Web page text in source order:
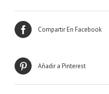
Compartir En Facebook
Añadir a Pinterest